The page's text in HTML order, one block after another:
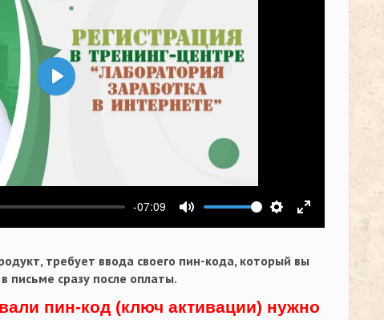
-07:09
Выключить звукНастройки
На весь экран
Воспроизвести
требует ввода своего пин-кода, который вы
письме сразу после оплаты.
пин-код (ключ активации) нужно